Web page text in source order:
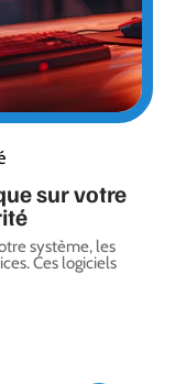
sur votre
système, les
Ces logiciels